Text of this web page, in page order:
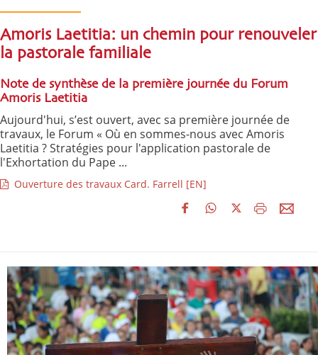
Amoris Laetitia: un chemin pour renouveler
la pastorale familiale
Note de synthèse de la première journée du Forum
Amoris Laetitia
Aujourd'hui, s’est ouvert, avec sa première journée de
travaux, le Forum « Où en sommes-nous avec Amoris
Laetitia ? Stratégies pour l'application pastorale de
l'Exhortation du Pape ...
Ouverture des travaux Card. Farrell [EN]